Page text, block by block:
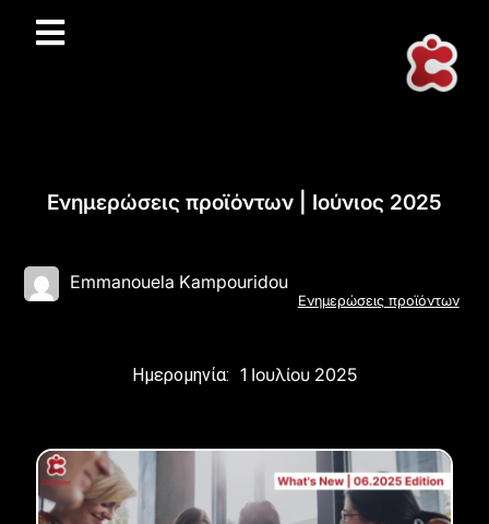
Ενημερώσεις προϊόντων | Ιούνιος 2025
Emmanouela Kampouridou
Ενημερώσεις προϊόντων
Ημερομηνία: 1 Ιουλίου 2025